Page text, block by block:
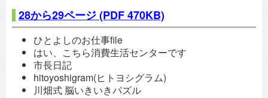
28から29ページ(PDF 470KB)
ひとよしのお仕事file
はい、こちら消費生活センターです
市長日記
hitoyoshigram(ヒトヨシグラム)
川畑式 脳いきいきパズル